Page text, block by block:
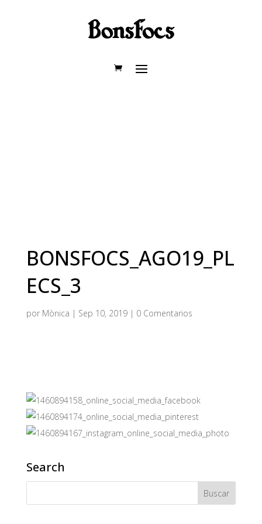
BONSFOCS_AGO19_PL
ECS_3
por Mònica | Sep 10, 2019| 0 Comentarios
Search